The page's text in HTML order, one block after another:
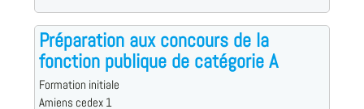
Préparation aux concours de la
fonction publique de catégorie A
Formation initiale
Amiens cedex 1